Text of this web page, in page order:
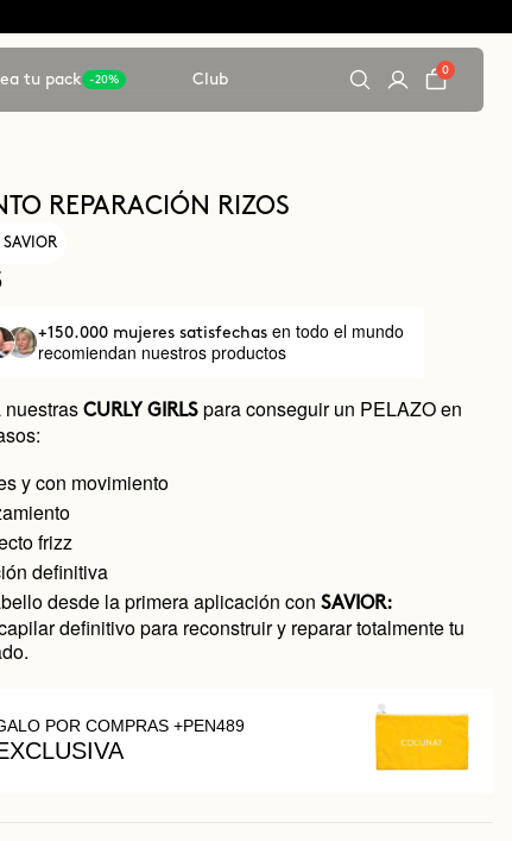
tu pack -20% Club
0
REPARACIÓN RIZOS
+150.000 mujeres satisfechas en todo el mundo
recomiendan nuestros productos
nuestrasCURLY GIRLS para conseguir un PELAZO en
y con movimiento
frizz
definitiva
desde la primera aplicación conSAVIOR:
definitivo para reconstruir y reparar totalmente tu
POR COMPRAS +PEN489